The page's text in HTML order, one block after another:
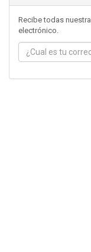
Recibe todas
electrónico.